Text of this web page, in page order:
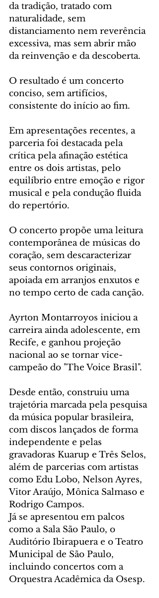
da tradição, tratado com
naturalidade, sem
distanciamento nem reverência
excessiva, mas sem abrir mão
da reinvenção e da descoberta.
O resultado é um concerto
conciso, sem artifícios,
consistente do início ao fim.
Em apresentações recentes, a
parceria foi destacada pela
crítica pela afinação estética
entre os dois artistas, pelo
equilíbrio entre emoção e rigor
musical e pela condução fluida
do repertório.
O concerto propõe uma leitura
contemporânea de músicas do
coração, sem descaracterizar
seus contornos originais,
apoiada em arranjos enxutos e
no tempo certo de cada canção.
Ayrton Montarroyos iniciou a
carreira ainda adolescente, em
Recife, e ganhou projeção
nacional ao se tornar vice-
campeão do "The Voice Brasil".
Desde então, construiu uma
trajetória marcada pela pesquisa
da música popular brasileira,
com discos lançados de forma
independente e pelas
gravadoras Kuarup e Três Selos,
além de parcerias com artistas
como Edu Lobo, Nelson Ayres,
Vitor Araújo, Mônica Salmaso e
Rodrigo Campos.
Já se apresentou em palcos
como a Sala São Paulo, o
Auditório Ibirapuera e o Teatro
Municipal de São Paulo,
incluindo concertos com a
Orquestra Acadêmica da Osesp.